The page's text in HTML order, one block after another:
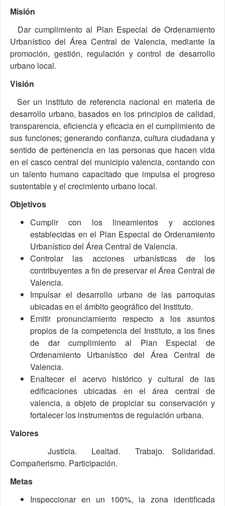
Misión
Dar cumplimiento al Plan Especial de Ordenamiento
Urbanístico del Área Central de Valencia, mediante la
promoción, gestión, regulación y control de desarrollo
urbano local.
Visión
Ser un instituto de referencia nacional en materia de
desarrollo urbano, basados en los principios de calidad,
transparencia, eficiencia y eficacia en el cumplimiento de
sus funciones; generando confianza, cultura ciudadana y
sentido de pertenencia en las personas que hacen vida
en el casco central del municipio valencia, contando con
un talento humano capacitado que impulsa el progreso
sustentable y el crecimiento urbano local.
Objetivos
Cumplir con los lineamientos y acciones
establecidas en el Plan Especial de Ordenamiento
Urbanístico del Área Central de Valencia.
Controlar las acciones urbanísticas de los
contribuyentes a fin de preservar el Área Central de
Valencia.
Impulsar el desarrollo urbano de las parroquias
ubicadas en el ámbito geográfico del Instituto.
Emitir pronunciamiento respecto a los asuntos
propios de la competencia del Instituto, a los fines
de dar cumplimiento al Plan Especial de
Ordenamiento Urbanístico del Área Central de
Valencia.
Enaltecer el acervo histórico y cultural de las
edificaciones ubicadas en el área central de
valencia, a objeto de propiciar su conservación y
fortalecer los instrumentos de regulación urbana.
Valores
Justicia. Lealtad. Trabajo. Solidaridad.
Compañerismo. Participación.
Metas
Inspeccionar en un 100%, la zona identificada